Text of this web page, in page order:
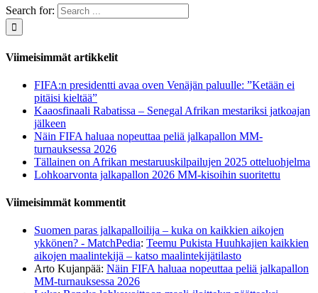
Search for:
Viimeisimmät artikkelit
FIFA:n presidentti avaa oven Venäjän paluulle: ”Ketään ei
pitäisi kieltää”
Kaaosfinaali Rabatissa – Senegal Afrikan mestariksi jatkoajan
jälkeen
Näin FIFA haluaa nopeuttaa peliä jalkapallon MM-
turnauksessa 2026
Tällainen on Afrikan mestaruuskilpailujen 2025 otteluohjelma
Lohkoarvonta jalkapallon 2026 MM-kisoihin suoritettu
Viimeisimmät kommentit
Suomen paras jalkapalloilija – kuka on kaikkien aikojen
ykkönen? - MatchPedia: Teemu Pukista Huuhkajien kaikkien
aikojen maalintekijä – katso maalintekijätilasto
Arto Kujanpää: Näin FIFA haluaa nopeuttaa peliä jalkapallon
MM-turnauksessa 2026